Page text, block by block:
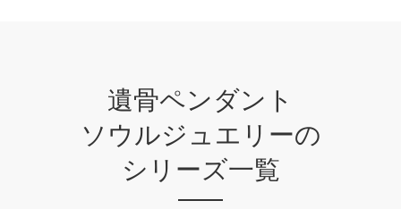
遺骨ペンダント
ソウルジュエリーの
シリーズ一覧